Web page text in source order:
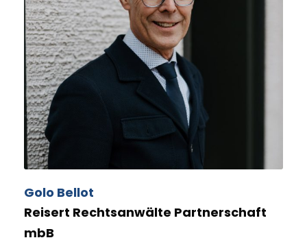
Golo Bellot
Reisert Rechtsanwälte Partnerschaft
mbB